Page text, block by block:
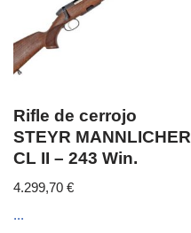
Rifle de cerrojo
STEYR MANNLICHER
CL II – 243 Win.
4.299,70 €
...